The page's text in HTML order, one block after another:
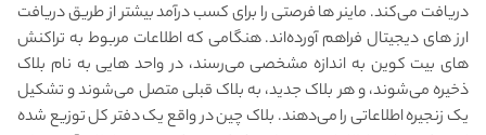
دریافت می‌کند. ماینر ها فرصتی را برای کسب درآمد بیشتر از طریق دریافت
ارز های دیجیتال فراهم آورده‌اند. هنگامی که اطلاعات مربوط به تراکنش
های بیت کوین به اندازه مشخصی می‌رسند، در واحد هایی به نام بلاک
ذخیره می‌شوند، و هر بلاک جدید، به بلاک قبلی متصل می‌شوند و تشکیل
یک زنجیره اطلاعاتی را می‌دهند. بلاک چین در واقع یک دفتر کل توزیع شده